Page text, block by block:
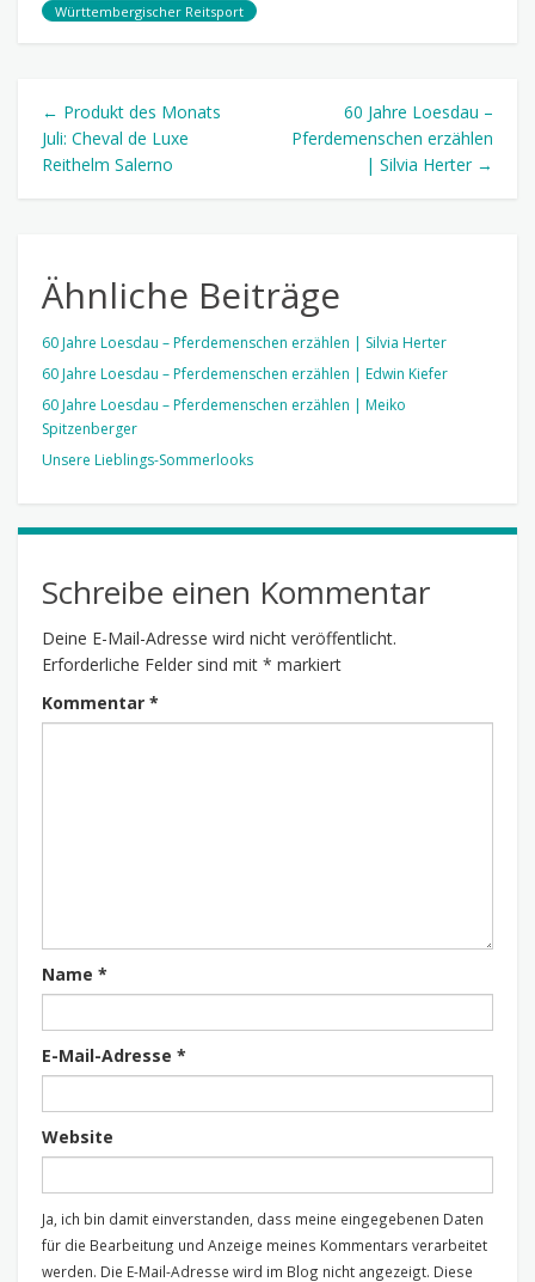
Württembergischer Reitsport
← Produkt des Monats
Juli: Cheval de Luxe
Reithelm Salerno
60 Jahre Loesdau –
Pferdemenschen erzählen
| Silvia Herter →
Ähnliche Beiträge
60 Jahre Loesdau – Pferdemenschen erzählen | Silvia Herter
60 Jahre Loesdau – Pferdemenschen erzählen | Edwin Kiefer
60 Jahre Loesdau – Pferdemenschen erzählen | Meiko
Spitzenberger
Unsere Lieblings-Sommerlooks
Schreibe einen Kommentar
Deine E-Mail-Adresse wird nicht veröffentlicht.
Erforderliche Felder sind mit * markiert
Kommentar *
Name *
E-Mail-Adresse *
Website
Ja, ich bin damit einverstanden, dass meine eingegebenen Daten
für die Bearbeitung und Anzeige meines Kommentars verarbeitet
werden. Die E-Mail-Adresse wird im Blog nicht angezeigt. Diese